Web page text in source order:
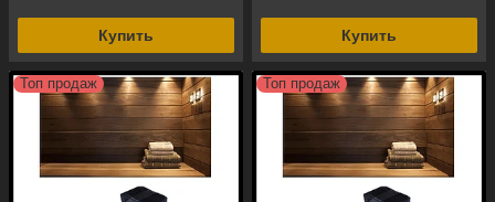
Купить Купить
Топ продаж Топ продаж